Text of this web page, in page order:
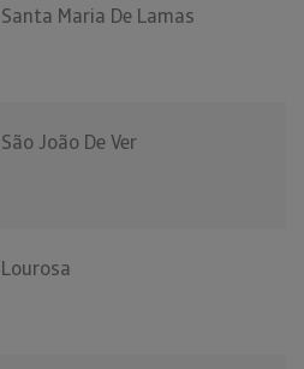
Santa Maria De Lamas
São João De Ver
Lourosa